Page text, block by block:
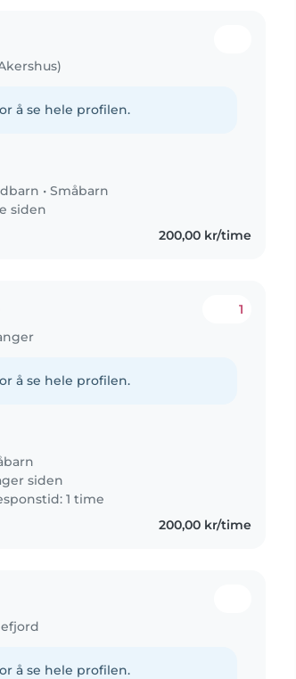
å se hele profilen.
•Småbarn
siden
200,00 kr/time
1
å se hele profilen.
siden
1 time
200,00 kr/time
å se hele profilen.